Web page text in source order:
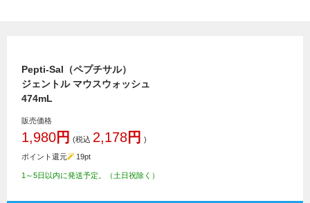
Pepti-Sal（ペプチサル）
ジェントル マウスウォッシュ
474mL
販売価格
1,980円 (税込 2,178円 )
ポイント還元 19pt
1～5日以内に発送予定。（土日祝除く）